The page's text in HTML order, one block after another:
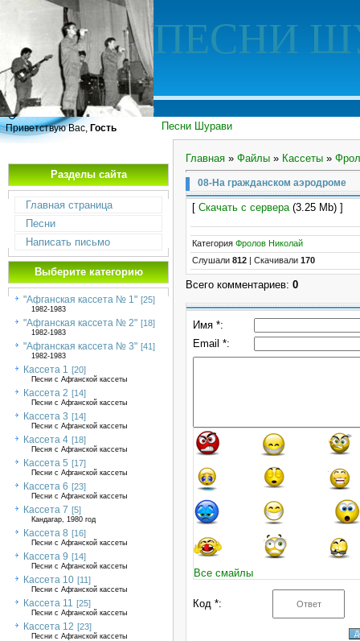
ПЕСНИ
Песни Шурави
Приветствую Вас, Гость
Разделы сайта
Главная страница
Песни
Написать письмо
Выберите категорию
"Афганская кассета № 1" [25]
1982-1983
"Афганская кассета № 2" [18]
1982-1983
"Афганская кассета № 3" [41]
1982-1983
Кассета 1 [20]
Песни с Афганской кассеты
Кассета 2 [14]
Песни с Афганской кассеты
Кассета 3 [14]
Песни с Афганской кассеты
Кассета 4 [18]
Песня с Афганской кассеты
Кассета 5 [17]
Песни с Афганской кассеты
Кассета 6 [23]
Песни с Афганской кассеты
Кассета 7 [5]
Кандагар, 1980 год
Кассета 8 [16]
Песни с Афганской кассеты
Кассета 9 [14]
Песни с Афганской кассеты
Кассета 10 [11]
Песни с Афганской кассеты
Кассета 11 [25]
Песни с Афганской кассеты
Кассета 12 [23]
Песни с Афганской кассеты
Главная » Файлы » Кассеты »
08-На гражданском аэродроме
[ Скачать с сервера(3.25 Mb) ]
Категория Фролов Николай
Слушали 812 Скачивали 170
Всего комментариев: 0
Имя *:
Email *:
Все смайлы
Код *: